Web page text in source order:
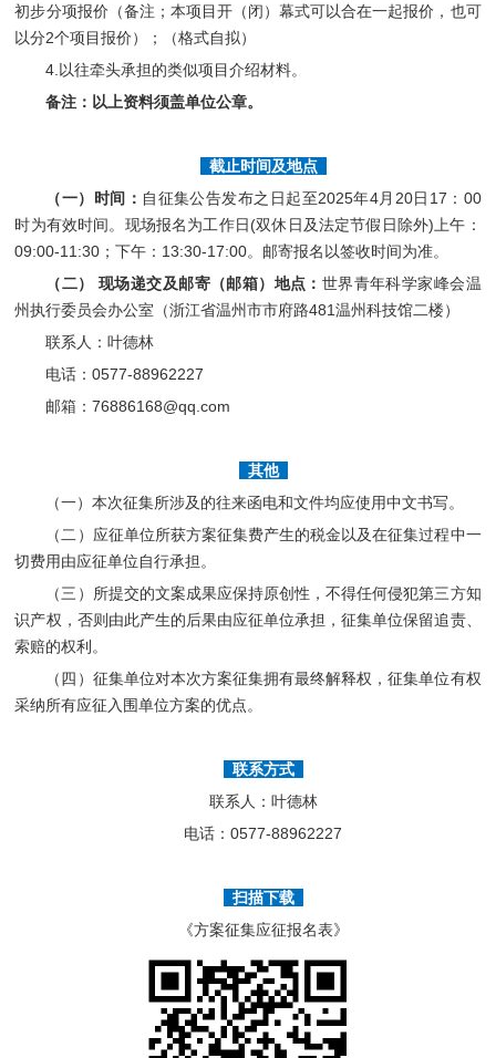
初步分项报价（备注；本项目开（闭）幕式可以合在一起报价，也可
以分2个项目报价）；（格式自拟）
4.以往牵头承担的类似项目介绍材料。
备注：以上资料须盖单位公章。
截止时间及地点
（一）时间： 自征集公告发布之日起至2025年4月20日17：00
时为有效时间。现场报名为工作日(双休日及法定节假日除外)上午：
09:00-11:30；下午：13:30-17:00。邮寄报名以签收时间为准。
（二） 现场递交及邮寄（邮箱）地点： 世界青年科学家峰会温
州执行委员会办公室（浙江省温州市市府路481温州科技馆二楼）
联系人：叶德林
电话：0577-88962227
邮箱：76886168@qq.com
其他
（一）本次征集所涉及的往来函电和文件均应使用中文书写。
（二）应征单位所获方案征集费产生的税金以及在征集过程中一
切费用由应征单位自行承担。
（三）所提交的文案成果应保持原创性，不得任何侵犯第三方知
识产权，否则由此产生的后果由应征单位承担，征集单位保留追责、
索赔的权利。
（四）征集单位对本次方案征集拥有最终解释权，征集单位有权
采纳所有应征入围单位方案的优点。
联系方式
联系人：叶德林
电话：0577-88962227
扫描下载
《方案征集应征报名表》